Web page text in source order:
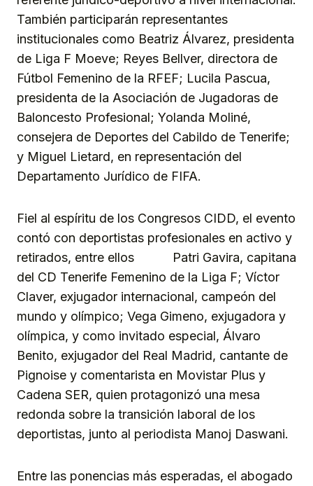
También participarán representantes
institucionales como Beatriz Álvarez, presidenta
de Liga F Moeve; Reyes Bellver, directora de
Fútbol Femenino de la RFEF; Lucila Pascua,
presidenta de la Asociación de Jugadoras de
Baloncesto Profesional; Yolanda Moliné,
consejera de Deportes del Cabildo de Tenerife;
y Miguel Lietard, en representación del
Departamento Jurídico de FIFA.
Fiel al espíritu de los Congresos CIDD, el evento
contó con deportistas profesionales en activo y
retirados, entre ellos Patri Gavira, capitana
del CD Tenerife Femenino de la Liga F; Víctor
Claver, exjugador internacional, campeón del
mundo y olímpico; Vega Gimeno, exjugadora y
olímpica, y como invitado especial, Álvaro
Benito, exjugador del Real Madrid, cantante de
Pignoise y comentarista en Movistar Plus y
Cadena SER, quien protagonizó una mesa
redonda sobre la transición laboral de los
deportistas, junto al periodista Manoj Daswani.
Entre las ponencias más esperadas, el abogado